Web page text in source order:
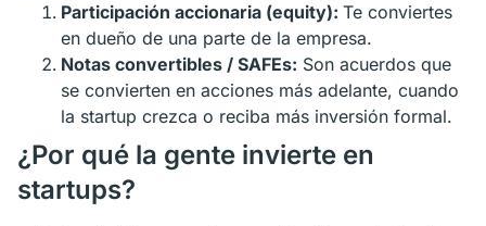
Participación accionaria (equity): Te conviertes
en dueño de una parte de la empresa.
Notas convertibles / SAFEs: Son acuerdos que
se convierten en acciones más adelante, cuando
la startup crezca o reciba más inversión formal.
¿Por qué la gente invierte en
startups?